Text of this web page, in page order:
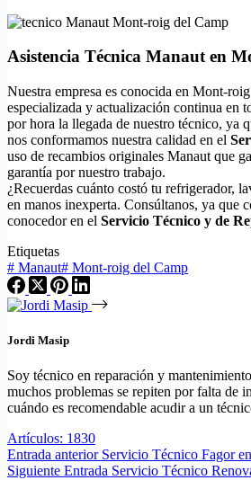
Asistencia Técnica Manaut en
Nuestra empresa es conocida en Mont-
especializada y actualización continua en
por hora la llegada de nuestro técnico, ya
nos conformamos nuestra calidad en el
uso de recambios originales Manaut que
garantía por nuestro trabajo.
¿Recuerdas cuánto costó tu refrigerador,
en manos inexperta. Consúltanos, ya que
conocedor en el Servicio Técnico y de
Etiquetas
# Manaut# Mont-roig del Camp
Jordi Masip
Soy técnico en reparación y
muchos problemas se repiten por falta de
cuándo es recomendable acudir a un
Artículos: 1830
Entrada anterior Servicio Técnico Fagor
Siguiente Entrada Servicio Técnico